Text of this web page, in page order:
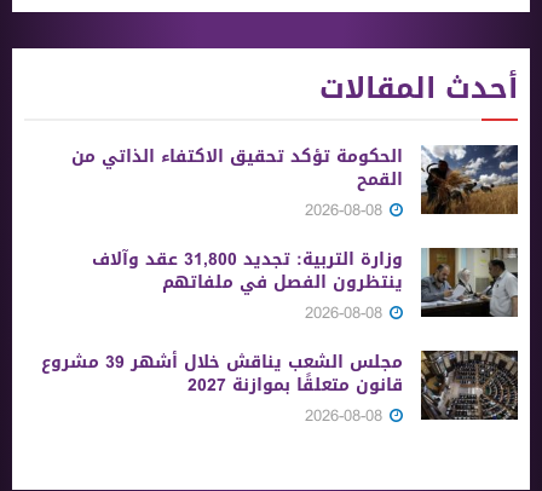
أحدث المقالات
الحكومة تؤكد تحقيق الاكتفاء الذاتي من
القمح
وزارة التربية: تجديد 31,800 عقد وآلاف
ينتظرون الفصل في ملفاتهم
مجلس الشعب يناقش خلال أشهر 39 مشروع
قانون متعلقًا بموازنة 2027